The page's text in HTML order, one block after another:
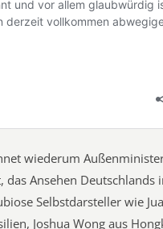
wiederum
Ansehen Deutschlands
Selbstdarsteller wie
Joshua Wong aus